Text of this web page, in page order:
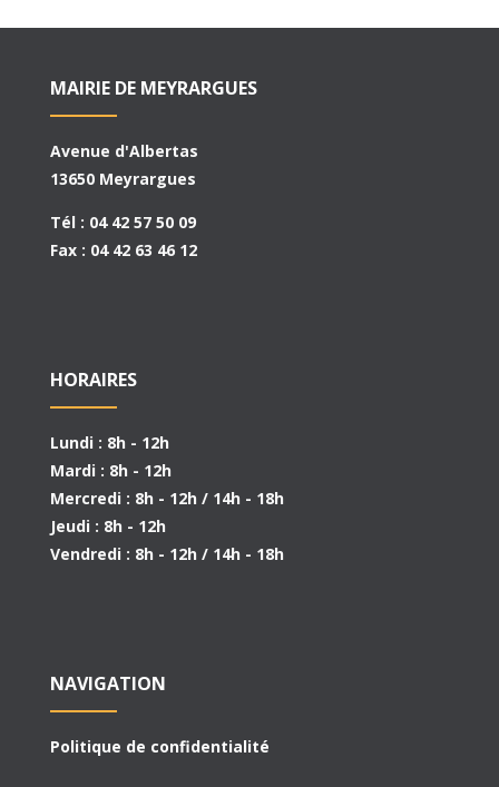
MAIRIE DE MEYRARGUES
Avenue d'Albertas
13650 Meyrargues
Tél : 04 42 57 50 09
Fax : 04 42 63 46 12
HORAIRES
Lundi : 8h - 12h
Mardi : 8h - 12h
Mercredi : 8h - 12h / 14h - 18h
Jeudi : 8h - 12h
Vendredi : 8h - 12h / 14h - 18h
NAVIGATION
Politique de confidentialité